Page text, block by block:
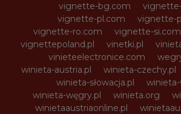
vignette-bg.com
vignette-pl.com
vignette-
vignette-ro.com
vignette-si.com
vignettepoland.pl
vinetki.pl
vinieteelectronice.com
winieta-austria.pl
winieta-czechy.pl
winieta-słowacja.pl
winieta-węgry.pl
winieta.org
winietaaustriaonline.pl